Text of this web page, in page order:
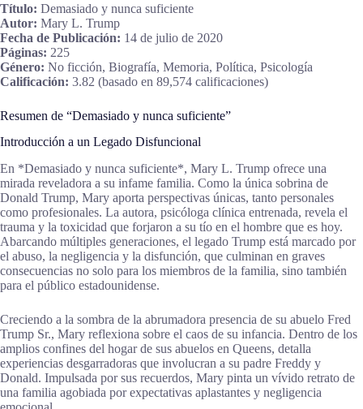
Título: Demasiado y nunca suficiente
Autor: Mary L. Trump
Fecha de Publicación: 14 de julio de 2020
Páginas: 225
Género: No ficción, Biografía, Memoria, Política, Psicología
Calificación: 3.82 (basado en 89,574 calificaciones)
Resumen de “Demasiado y nunca suficiente”
Introducción a un Legado Disfuncional
En *Demasiado y nunca suficiente*, Mary L. Trump ofrece una
mirada reveladora a su infame familia. Como la única sobrina de
Donald Trump, Mary aporta perspectivas únicas, tanto personales
como profesionales. La autora, psicóloga clínica entrenada, revela el
trauma y la toxicidad que forjaron a su tío en el hombre que es hoy.
Abarcando múltiples generaciones, el legado Trump está marcado por
el abuso, la negligencia y la disfunción, que culminan en graves
consecuencias no solo para los miembros de la familia, sino también
para el público estadounidense.
Creciendo a la sombra de la abrumadora presencia de su abuelo Fred
Trump Sr., Mary reflexiona sobre el caos de su infancia. Dentro de los
amplios confines del hogar de sus abuelos en Queens, detalla
experiencias desgarradoras que involucran a su padre Freddy y
Donald. Impulsada por sus recuerdos, Mary pinta un vívido retrato de
una familia agobiada por expectativas aplastantes y negligencia